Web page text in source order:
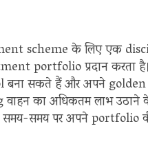
scheme के लिए एक
portfolio प्रदान करता
सकते हैं और अपने golden
का अधिकतम लाभ उठाने के
समय पर अपने portfolio की